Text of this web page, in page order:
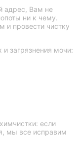
адрес, Вам не
ни к чему.
и провести чистку
и загрязнения мочи:
если
мы все исправим